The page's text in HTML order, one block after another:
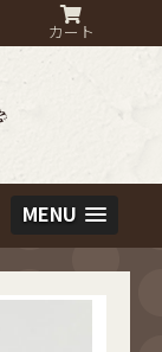
カート
MENU